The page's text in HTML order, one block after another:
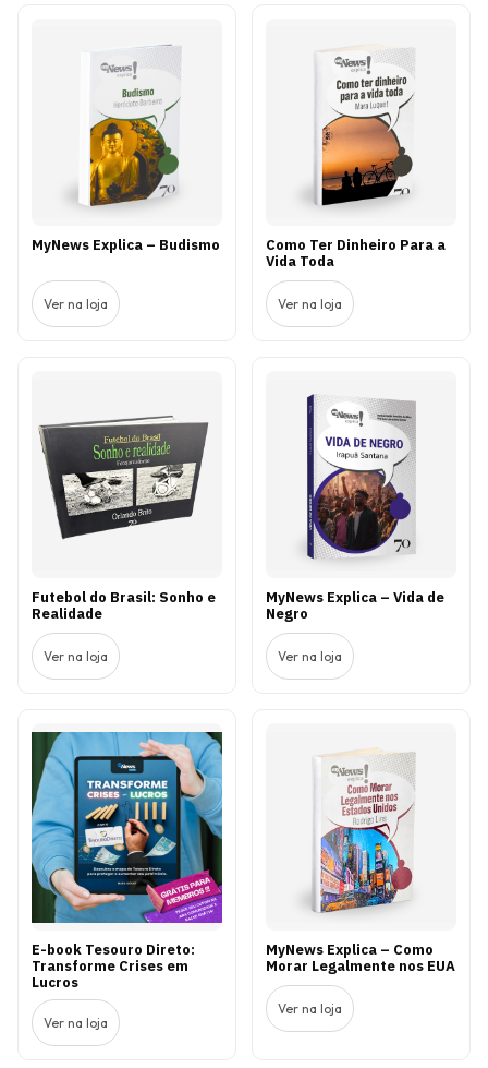
MyNews Explica – Budismo
Ver na loja
Como Ter Dinheiro Para a
Vida Toda
Ver na loja
Futebol do Brasil: Sonho e
Realidade
Ver na loja
MyNews Explica – Vida de
Negro
Ver na loja
E-book Tesouro Direto:
Transforme Crises em
Lucros
Ver na loja
MyNews Explica – Como
Morar Legalmente nos EUA
Ver na loja